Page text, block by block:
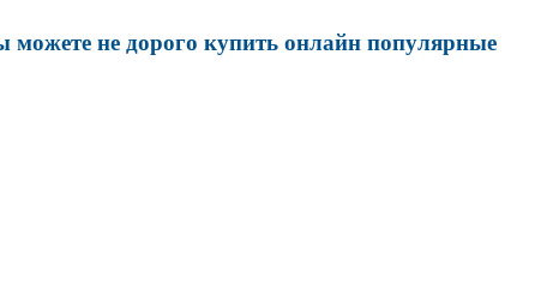
не дорого купить онлайн популярные